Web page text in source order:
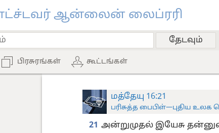
ஆன்லைன் லைப்ரரி
பிரசுரங்கள் கூட்டங்கள்
மத்தேயு 16:21
பரிசுத்த பைபிள்—புதிய உலக
21 அன்றுமுதல் இயேசு